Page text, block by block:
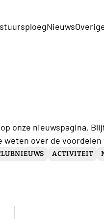
Nieuws
onze nieuwspagina.
over de voordelen
ACTIVITEIT